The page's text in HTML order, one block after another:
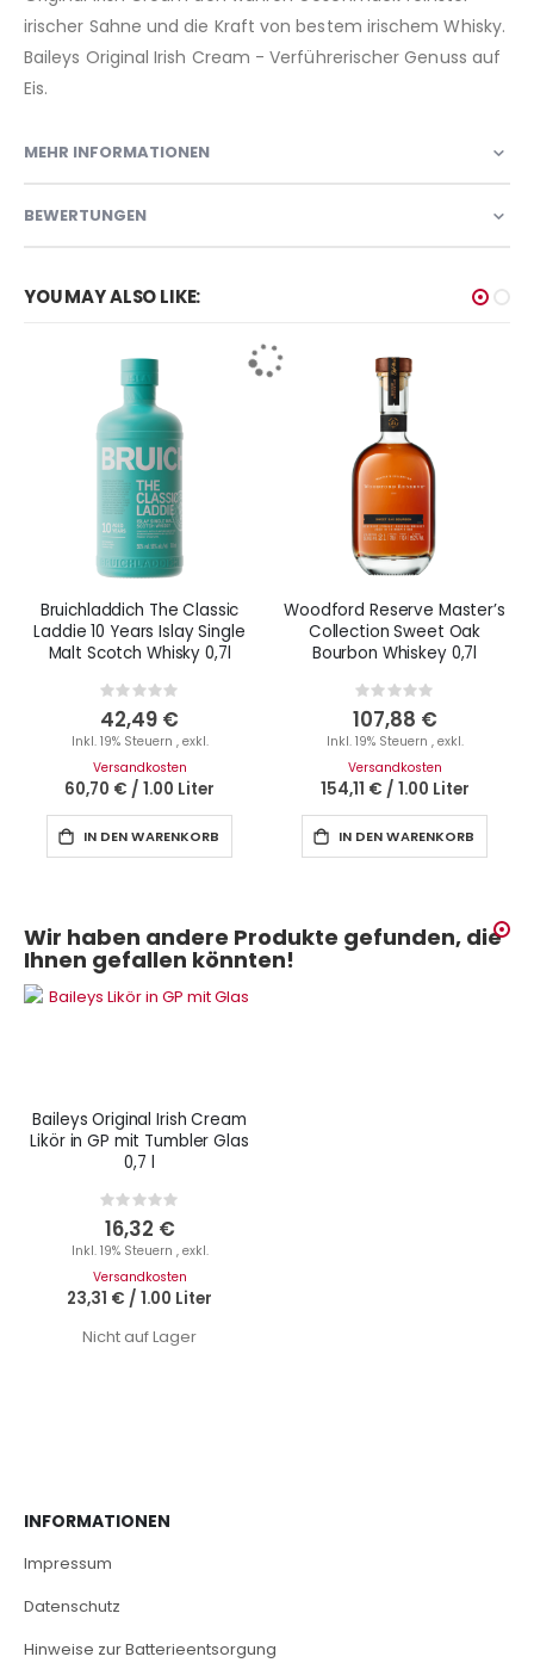
irischer Sahne und die Kraft von bestem irischem Whisky.
Baileys Original Irish Cream - Verführerischer Genuss auf
Eis.
MEHR INFORMATIONEN
BEWERTUNGEN
YOU MAY ALSO LIKE:
Bruichladdich The Classic
Laddie 10 Years Islay Single
Malt Scotch Whisky 0,7l
Rating:
0%
42,49 €
Inkl. 19% Steuern , exkl.
Versandkosten
60,70 € / 1.00 Liter
IN DEN WARENKORB
Woodford Reserve Master’s
Collection Sweet Oak
Bourbon Whiskey 0,7l
Rating:
0%
107,88 €
Inkl. 19% Steuern , exkl.
Versandkosten
154,11 € / 1.00 Liter
IN DEN WARENKORB
Wir haben andere Produkte gefunden, die
Ihnen gefallen könnten!
Baileys Original Irish Cream
Likör in GP mit Tumbler Glas
0,7 l
Rating:
0%
16,32 €
Inkl. 19% Steuern , exkl.
Versandkosten
23,31 € / 1.00 Liter
Nicht auf Lager
INFORMATIONEN
Impressum
Datenschutz
Hinweise zur Batterieentsorgung